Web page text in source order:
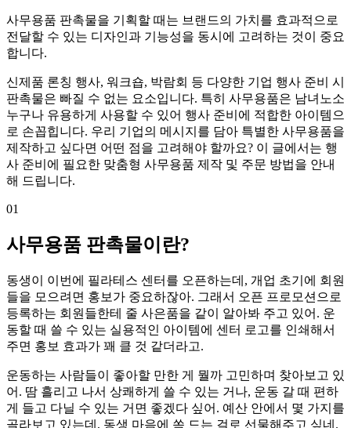
사무용품 판촉물을 기획할 때는 브랜드의 가치를 효과적으로
전달할 수 있는 디자인과 기능성을 동시에 고려하는 것이 중요
합니다.
신제품 론칭 행사, 워크숍, 박람회 등 다양한 기업 행사 준비 시
판촉물은 빠질 수 없는 요소입니다. 특히 사무용품은 남녀노소
누구나 유용하게 사용할 수 있어 행사 준비에 적합한 아이템으
로 손꼽힙니다. 우리 기업의 메시지를 담아 특별한 사무용품을
제작하고 싶다면 어떤 점을 고려해야 할까요? 이 글에서는 행
사 준비에 필요한 맞춤형 사무용품 제작 및 주문 방법을 안내
해 드립니다.
01
사무용품 판촉물이란?
동생이 이번에 필라테스 센터를 오픈하는데, 개업 초기에 회원
들을 모으려면 홍보가 중요하잖아. 그래서 오픈 프로모션으로
등록하는 회원들한테 줄 사은품을 같이 알아봐 주고 있어. 운
동할 때 쓸 수 있는 실용적인 아이템에 센터 로고를 인쇄해서
주면 홍보 효과가 꽤 클 것 같더라고.
운동하는 사람들이 좋아할 만한 게 뭘까 고민하며 찾아보고 있
어. 땀 흘리고 나서 상쾌하게 쓸 수 있는 거나, 운동 갈 때 편하
게 들고 다닐 수 있는 거면 좋겠다 싶어. 예산 안에서 몇 가지를
골라보고 있는데, 동생 마음에 쏙 드는 걸로 선물해주고 싶네.